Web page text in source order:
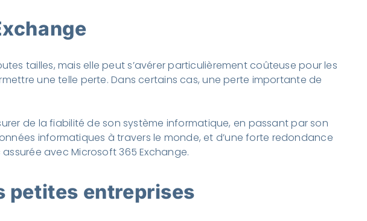
tailles, mais elle peut s’avérer particulièrement coûteuse pour les
une telle perte. Dans certains cas, une perte importante de
de la fiabilité de son système informatique, en passant par son
informatiques à travers le monde, et d’une forte redondance
avec Microsoft 365 Exchange.
petites entreprises